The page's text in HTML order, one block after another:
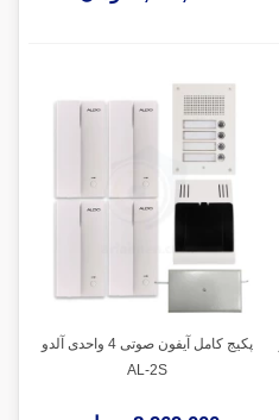
پکیج کامل آیفون صوتی 4 واحدی آلدو
AL-2S